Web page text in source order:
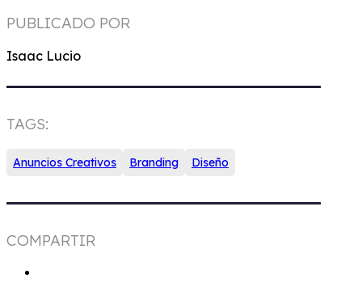
PUBLICADO POR
Isaac Lucio
TAGS:
Anuncios Creativos Branding Diseño
COMPARTIR